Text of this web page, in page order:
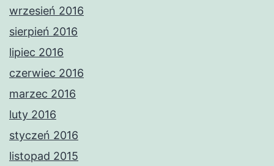
wrzesień 2016
sierpień 2016
lipiec 2016
czerwiec 2016
marzec 2016
luty 2016
styczeń 2016
listopad 2015